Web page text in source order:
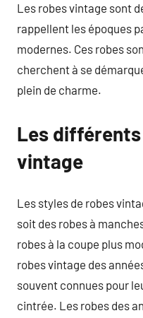
Les robes vintage sont
rappellent les époques
modernes. Ces robes
cherchent à se
plein de charme.
Les
vintage
Les styles de robes
soit des robes à
robes à la coupe plus
robes vintage des
souvent connues pour
cintrée. Les robes des